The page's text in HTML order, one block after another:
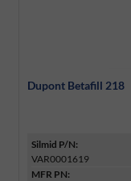
Dupont Betafill 218
Silmid P/N:
VAR0001619
MFR PN: